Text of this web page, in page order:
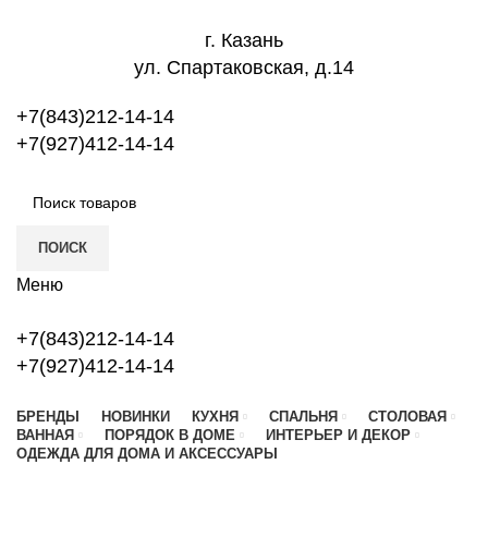
г. Казань
ул. Спартаковская, д.14
+7(843)212-14-14
+7(927)412-14-14
ПОИСК
Меню
+7(843)212-14-14
+7(927)412-14-14
БРЕНДЫ НОВИНКИ КУХНЯ СПАЛЬНЯ
СТОЛОВАЯ
ВАННАЯ
ПОРЯДОК В ДОМЕ
ИНТЕРЬЕР И ДЕКОР
ОДЕЖДА ДЛЯ ДОМА И АКСЕССУАРЫ